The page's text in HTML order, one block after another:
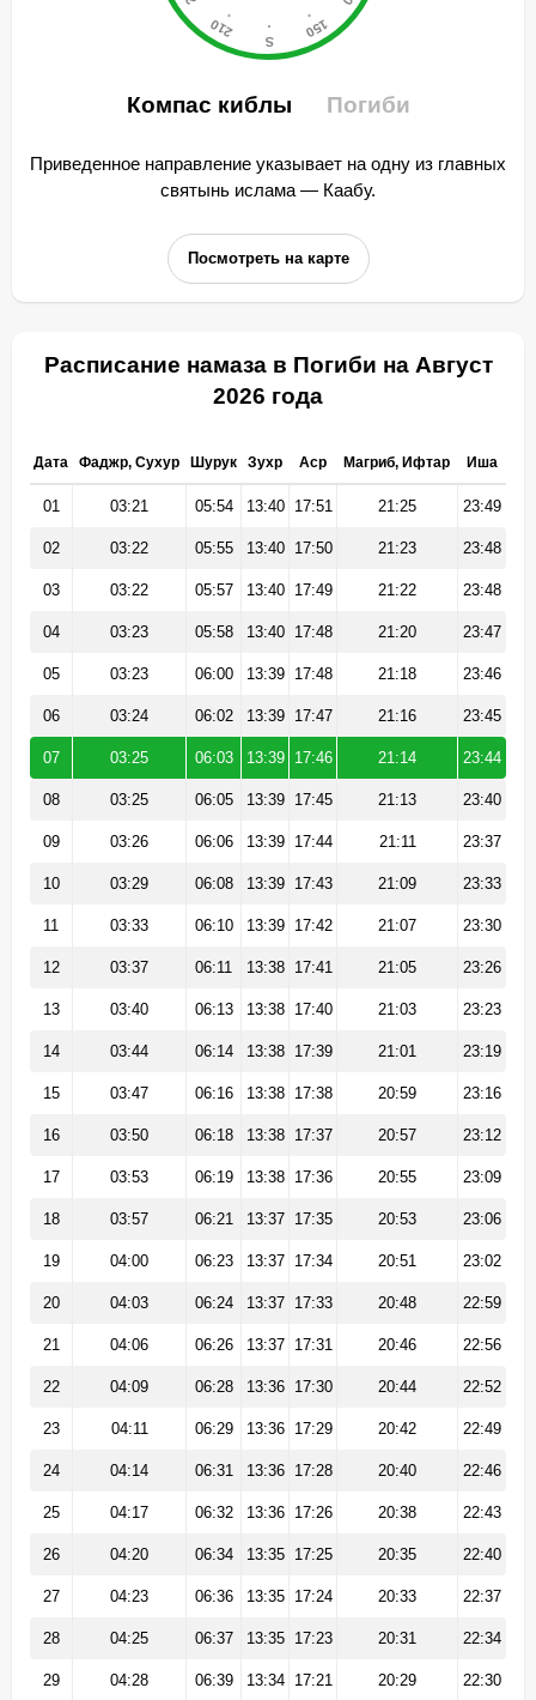
Компас киблы Погиби
Приведенное направление указывает на одну из главных
святынь ислама — Каабу.
Посмотреть на карте
Расписание намаза в Погиби на Август
2026 года
Дата Фаджр, Сухур Шурук Зухр Аср Магриб, Ифтар Иша
01 03:21 05:54 13:40 17:51 21:25 23:49
02 03:22 05:55 13:40 17:50 21:23 23:48
03 03:22 05:57 13:40 17:49 21:22 23:48
04 03:23 05:58 13:40 17:48 21:20 23:47
05 03:23 06:00 13:39 17:48 21:18 23:46
06 03:24 06:02 13:39 17:47 21:16 23:45
07 03:25 06:03 13:39 17:46 21:14 23:44
08 03:25 06:05 13:39 17:45 21:13 23:40
09 03:26 06:06 13:39 17:44 21:11 23:37
10 03:29 06:08 13:39 17:43 21:09 23:33
11 03:33 06:10 13:39 17:42 21:07 23:30
12 03:37 06:11 13:38 17:41 21:05 23:26
13 03:40 06:13 13:38 17:40 21:03 23:23
14 03:44 06:14 13:38 17:39 21:01 23:19
15 03:47 06:16 13:38 17:38 20:59 23:16
16 03:50 06:18 13:38 17:37 20:57 23:12
17 03:53 06:19 13:38 17:36 20:55 23:09
18 03:57 06:21 13:37 17:35 20:53 23:06
19 04:00 06:23 13:37 17:34 20:51 23:02
20 04:03 06:24 13:37 17:33 20:48 22:59
21 04:06 06:26 13:37 17:31 20:46 22:56
22 04:09 06:28 13:36 17:30 20:44 22:52
23 04:11 06:29 13:36 17:29 20:42 22:49
24 04:14 06:31 13:36 17:28 20:40 22:46
25 04:17 06:32 13:36 17:26 20:38 22:43
26 04:20 06:34 13:35 17:25 20:35 22:40
27 04:23 06:36 13:35 17:24 20:33 22:37
28 04:25 06:37 13:35 17:23 20:31 22:34
29 04:28 06:39 13:34 17:21 20:29 22:30